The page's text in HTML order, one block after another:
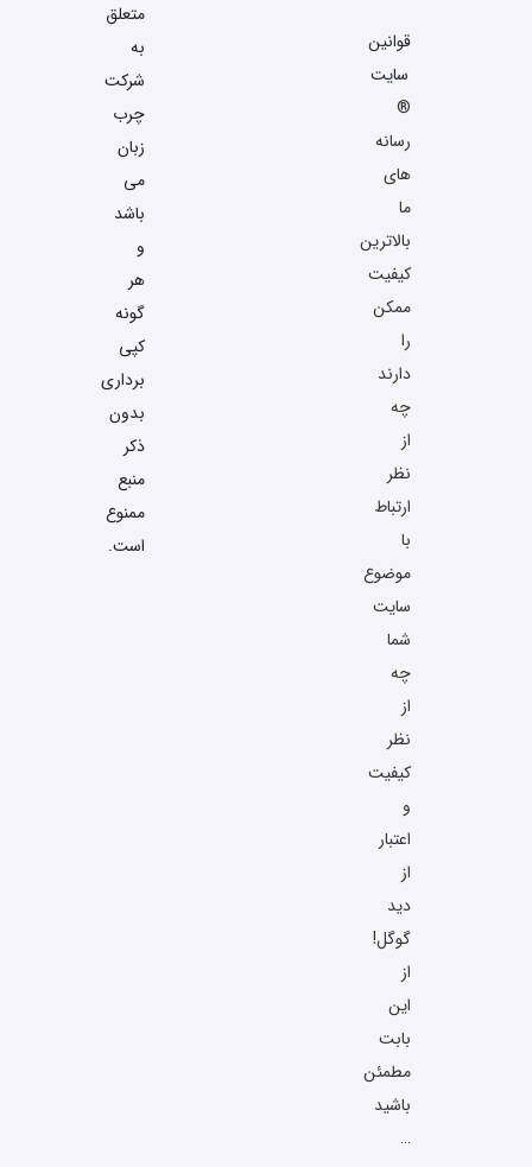
قوانین
سایت
®
رسانه
های
ما
بالاترین
کیفیت
ممکن
را
دارند
چه
از
نظر
ارتباط
با
موضوع
سایت
شما
چه
از
نظر
کیفیت
و
اعتبار
از
دید
گوگل!
از
این
بابت
مطمئن
باشید
…
متعلق
به
شرکت
چرب
زبان
می
باشد
و
هر
گونه
کپی
برداری
بدون
ذکر
منبع
ممنوع
است.